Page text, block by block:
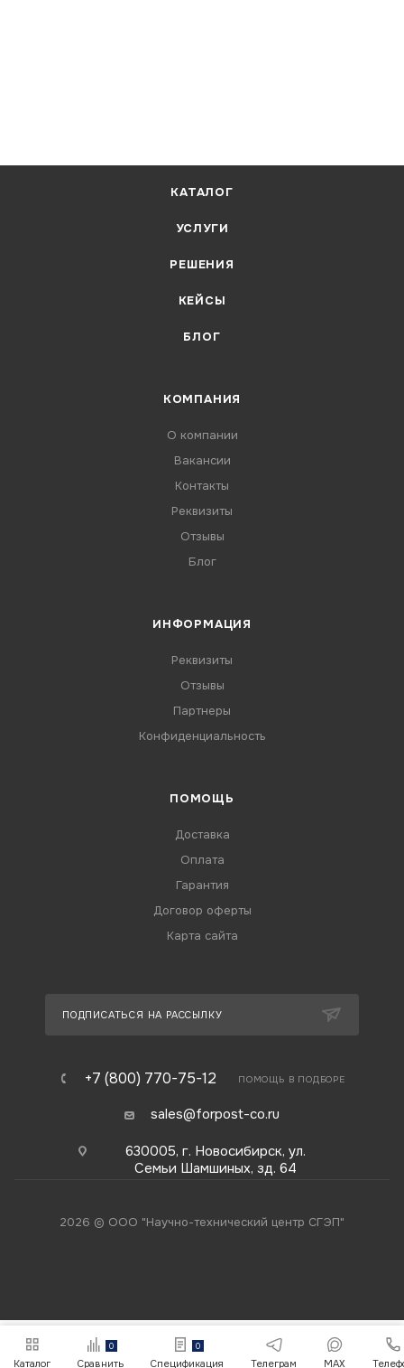
КАТАЛОГ
УСЛУГИ
РЕШЕНИЯ
КЕЙСЫ
БЛОГ
КОМПАНИЯ
О компании
Вакансии
Контакты
Реквизиты
Отзывы
Блог
ИНФОРМАЦИЯ
Реквизиты
Отзывы
Партнеры
Конфиденциальность
ПОМОЩЬ
Доставка
Оплата
Гарантия
Договор оферты
Карта сайта
ПОДПИСАТЬСЯ НА РАССЫЛКУ
+7 (800) 770-75-12 ПОМОЩЬ В ПОДБОРЕ
sales@forpost-co.ru
630005, г. Новосибирск, ул.
Семьи Шамшиных, зд. 64
2026 © ООО "Научно-технический центр СГЭП"
Каталог
0
Сравнить
0
Спецификация Телеграм MAX